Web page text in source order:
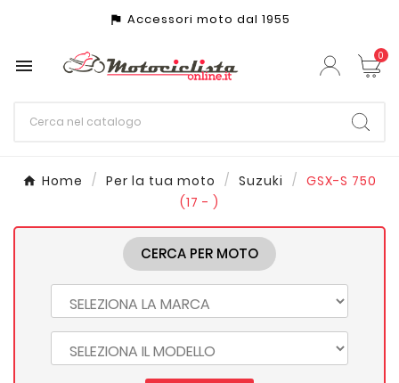
assistant_photo Accessori moto dal 1955
 0
Home Per la tua moto Suzuki
GSX-S 750
(17 - )
CERCA PER MOTO